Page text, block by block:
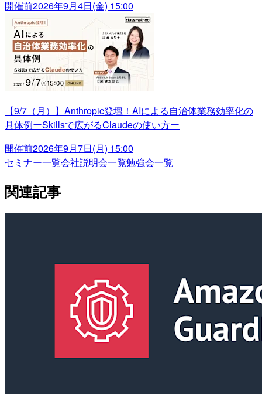
開催前2026年9月4日(金) 15:00
【9/7（月）】Anthropic登壇！AIによる自治体業務効率化の
具体例ーSkillsで広がるClaudeの使い方ー
開催前2026年9月7日(月) 15:00
セミナー一覧会社説明会一覧勉強会一覧
関連記事